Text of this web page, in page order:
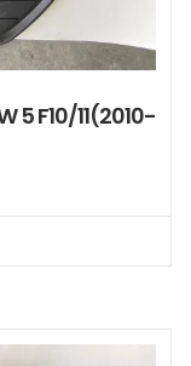
5 F10/11(2010-